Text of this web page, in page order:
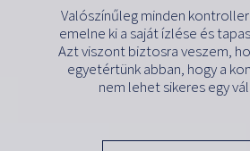
Valószínűleg minden
emelne ki a saját ízlése és
Azt viszont biztosra veszem,
egyetértünk abban, hogy a
nem lehet sikeres egy